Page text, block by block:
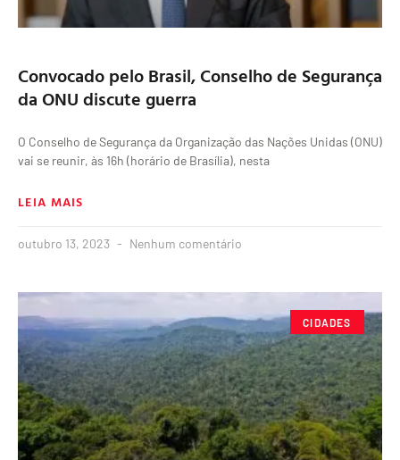
Convocado pelo Brasil, Conselho de Segurança
da ONU discute guerra
O Conselho de Segurança da Organização das Nações Unidas (ONU)
vai se reunir, às 16h (horário de Brasília), nesta
LEIA MAIS
outubro 13, 2023 Nenhum comentário
CIDADES